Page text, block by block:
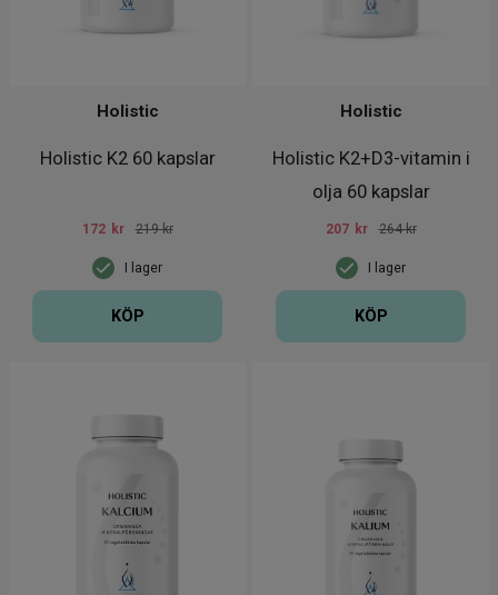
Holistic K2 60 kapslar
Holistic
I lager
172 kr 219 kr
KÖP
Holistic K2+D3-vitamin i
olja 60 kapslar
Holistic
I lager
207 kr 264 kr
KÖP